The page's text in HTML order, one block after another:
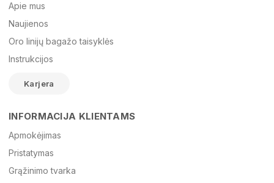
El. paštas
Žinutė
Apie mus
Naujienos
Oro linijų bagažo taisyklės
Instrukcijos
Karjera
INFORMACIJA KLIENTAMS
Apmokėjimas
Pristatymas
Grąžinimo tvarka